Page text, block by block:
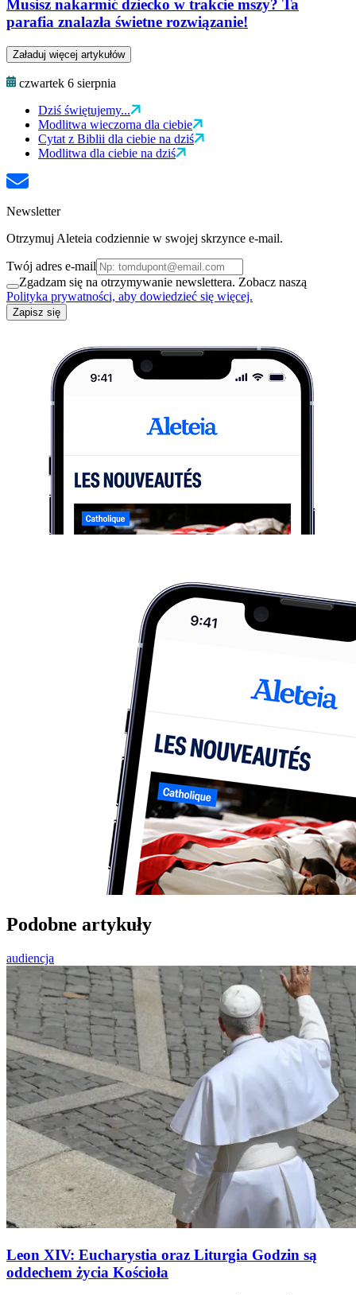
Musisz nakarmić dziecko w trakcie mszy? Ta
parafia znalazła świetne rozwiązanie!
Załaduj więcej artykułów
czwartek 6 sierpnia
Dziś świętujemy...
Modlitwa wieczorna dla ciebie
Cytat z Biblii dla ciebie na dziś
Modlitwa dla ciebie na dziś
Newsletter
Otrzymuj Aleteia codziennie w swojej skrzynce e-mail.
Twój adres e-mail
Zgadzam się na otrzymywanie newslettera. Zobacz naszą
Polityka prywatności, aby dowiedzieć się więcej.
Zapisz się
Podobne artykuły
audiencja
Leon XIV: Eucharystia oraz Liturgia Godzin są
oddechem życia Kościoła